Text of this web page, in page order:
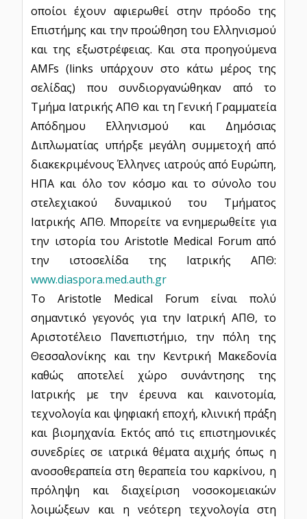
οποίοι έχουν αφιερωθεί στην πρόοδο της
Επιστήμης και την προώθηση του Ελληνισμού
και της εξωστρέφειας. Και στα προηγούμενα
AMFs (links υπάρχουν στο κάτω μέρος της
σελίδας) που συνδιοργανώθηκαν από το
Τμήμα Ιατρικής ΑΠΘ και τη Γενική Γραμματεία
Απόδημου Ελληνισμού και Δημόσιας
Διπλωματίας υπήρξε μεγάλη συμμετοχή από
διακεκριμένους Έλληνες ιατρούς από Ευρώπη,
ΗΠΑ και όλο τον κόσμο και το σύνολο του
στελεχιακού δυναμικού του Τμήματος
Ιατρικής ΑΠΘ. Μπορείτε να ενημερωθείτε για
την ιστορία του Aristotle Medical Forum από
την ιστοσελίδα της Ιατρικής ΑΠΘ:
www.diaspora.med.auth.gr
Το Aristotle Medical Forum είναι πολύ
σημαντικό γεγονός για την Ιατρική ΑΠΘ, το
Αριστοτέλειο Πανεπιστήμιο, την πόλη της
Θεσσαλονίκης και την Κεντρική Μακεδονία
καθώς αποτελεί χώρο συνάντησης της
Ιατρικής με την έρευνα και καινοτομία,
τεχνολογία και ψηφιακή εποχή, κλινική πράξη
και βιομηχανία. Εκτός από τις επιστημονικές
συνεδρίες σε ιατρικά θέματα αιχμής όπως η
ανοσοθεραπεία στη θεραπεία του καρκίνου, η
πρόληψη και διαχείριση νοσοκομειακών
λοιμώξεων και η νεότερη τεχνολογία στη